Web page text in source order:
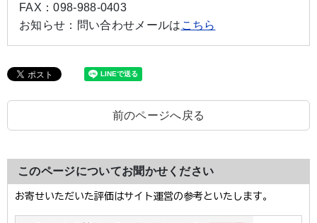
FAX：098-988-0403
お知らせ： 問い合わせメールは こちら
前のページへ戻る
このページについてお聞かせください